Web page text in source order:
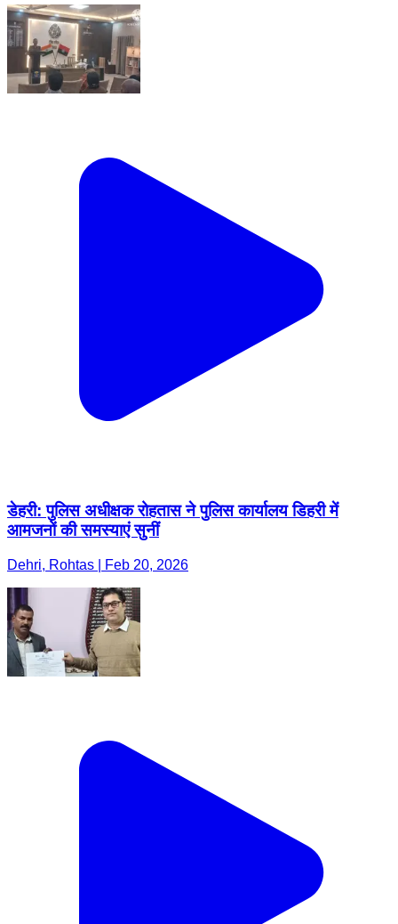
डेहरी: पुलिस अधीक्षक रोहतास ने पुलिस कार्यालय डिहरी में
आमजनों की समस्याएं सुनीं
Dehri, Rohtas | Feb 20, 2026